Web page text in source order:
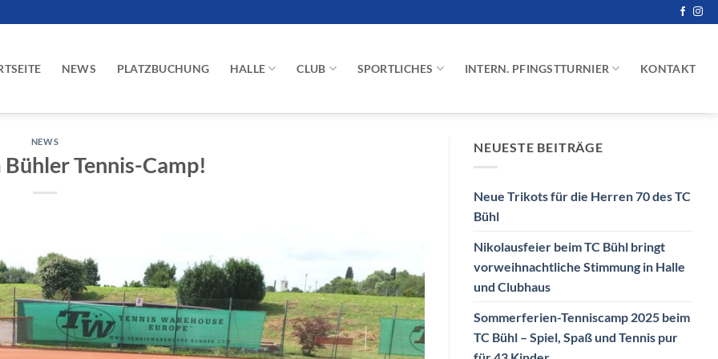
NEWS PLATZBUCHUNG HALLE CLUB SPORTLICHES INTERN. PFINGSTTURNIER KONTAKT
NEWS
Tennis-Camp!
NEUESTE BEITRÄGE
Neue Trikots für die Herren 70 des TC
Bühl
Nikolausfeier beim TC Bühl bringt
vorweihnachtliche Stimmung in Halle
und Clubhaus
Sommerferien-Tenniscamp 2025 beim
TC Bühl – Spiel, Spaß und Tennis pur